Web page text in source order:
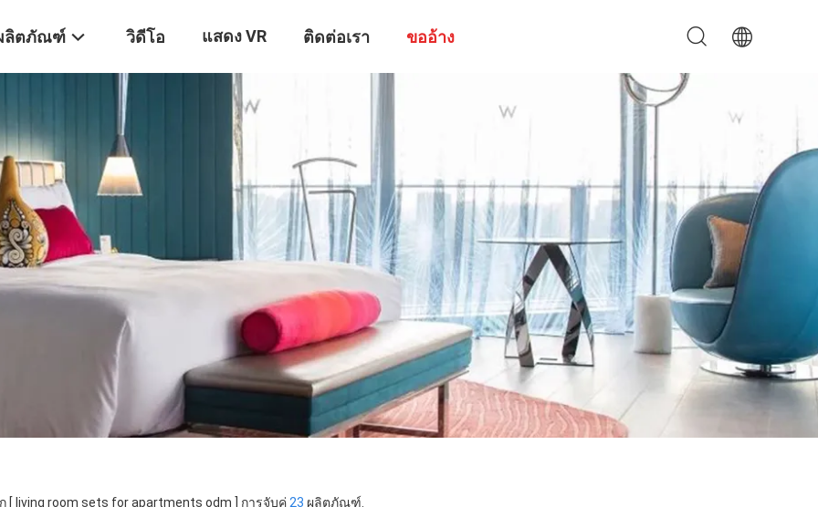
ลิตภัณฑ์ วิดีโอ แสดง VR ติดต่อเรา ขออ้าง
[ living room sets for apartments odm ] การจับคู่ 23 ผลิตภัณฑ์.